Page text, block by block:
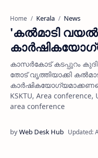
Home Kerala News
'കല്‍മാടി വയല്‍
കാസര്‍കോട് കടപ്പുറം
തോട് വൃത്തിയാക്കി
KSKTU, Area conference,
area conference